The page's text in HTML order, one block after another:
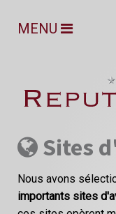
MENU
Sites
Nous avons
importants sites